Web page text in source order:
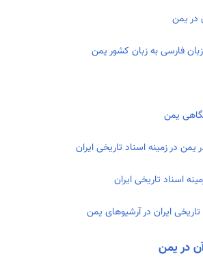
در یمن
فارسی به زبان کشور یمن
یمن
در زمینه اسناد تاریخی ایران
اسناد تاریخی ایران
ایران در آرشیوهای یمن
در یمن